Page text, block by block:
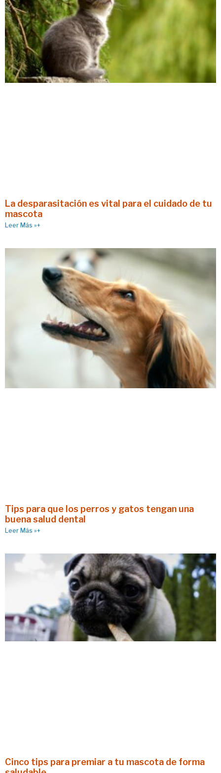
La desparasitación es vital para el cuidado de tu
mascota
Leer Más »+
Tips para que los perros y gatos tengan una
buena salud dental
Leer Más »+
Cinco tips para premiar a tu mascota de forma